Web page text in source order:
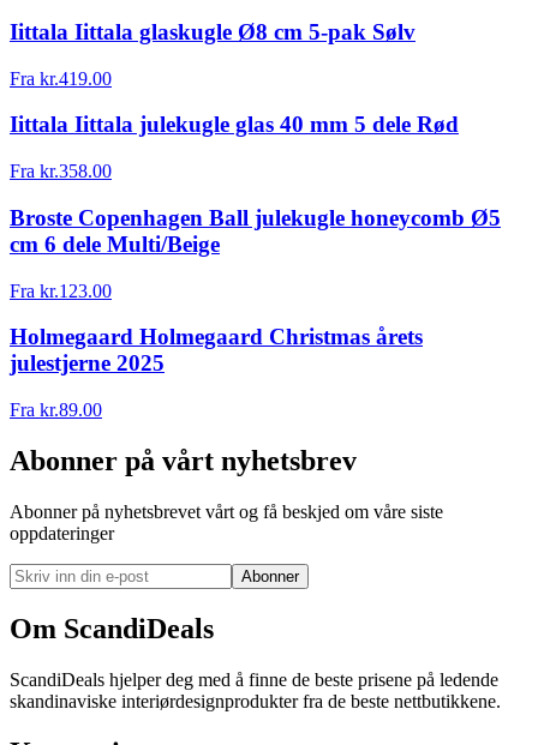
Iittala Iittala glaskugle Ø8 cm 5-pak Sølv
Fra kr.419.00
Iittala Iittala julekugle glas 40 mm 5 dele Rød
Fra kr.358.00
Broste Copenhagen Ball julekugle honeycomb Ø5
cm 6 dele Multi/Beige
Fra kr.123.00
Holmegaard Holmegaard Christmas årets
julestjerne 2025
Fra kr.89.00
Abonner på vårt nyhetsbrev
Abonner på nyhetsbrevet vårt og få beskjed om våre siste
oppdateringer
Abonner
Om ScandiDeals
ScandiDeals hjelper deg med å finne de beste prisene på ledende
skandinaviske interiørdesignprodukter fra de beste nettbutikkene.